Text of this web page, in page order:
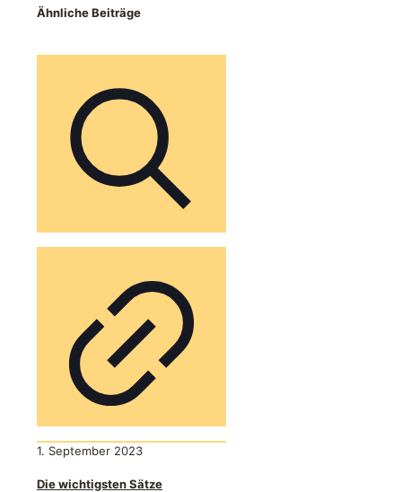
Ähnliche Beiträge
1. September 2023
Die wichtigsten Sätze